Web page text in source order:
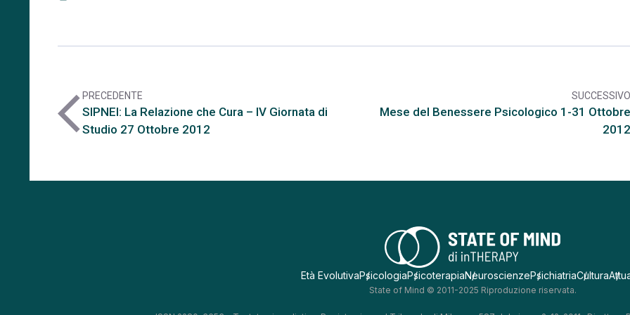
arrow_back_iosPRECEDENTE
SIPNEI: La Relazione che Cura – IV Giornata di
Studio 27 Ottobre 2012
SUCCESSIVO
Mese del Benessere Psicologico 1-31 Ottobre
2012
Età EvolutivaPsicologiaPsicoterapiaNeuroscienzePsichiatriaCultura
State of Mind © 2011-2025 Riproduzione riservata.